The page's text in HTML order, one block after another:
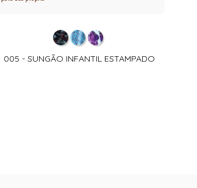
005 - SUNGÃO INFANTIL ESTAMPADO